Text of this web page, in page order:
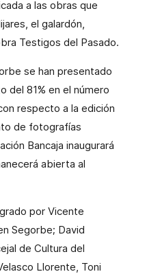
a las obras que
el galardón,
Testigos del Pasado.
se han presentado
del 81% en el número
respecto a la edición
de fotografías
Bancaja inaugurará
abierta al
por Vicente
Segorbe; David
de Cultura del
Llorente, Toni